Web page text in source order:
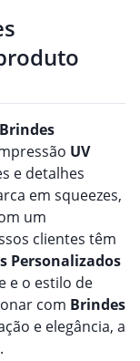
Brindes
UV
e detalhes
em squeezes,
um
clientes têm
Personalizados
e o estilo de
com Brindes
e elegância, a